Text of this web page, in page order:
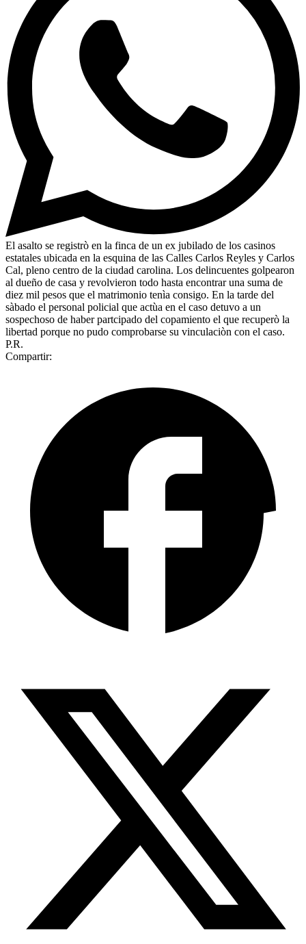
El asalto se registrò en la finca de un ex jubilado de los casinos
estatales ubicada en la esquina de las Calles Carlos Reyles y Carlos
Cal, pleno centro de la ciudad carolina. Los delincuentes golpearon
al dueño de casa y revolvieron todo hasta encontrar una suma de
diez mil pesos que el matrimonio tenìa consigo. En la tarde del
sàbado el personal policial que actùa en el caso detuvo a un
sospechoso de haber partcipado del copamiento el que recuperò la
libertad porque no pudo comprobarse su vinculaciòn con el caso.
P.R.
Compartir: